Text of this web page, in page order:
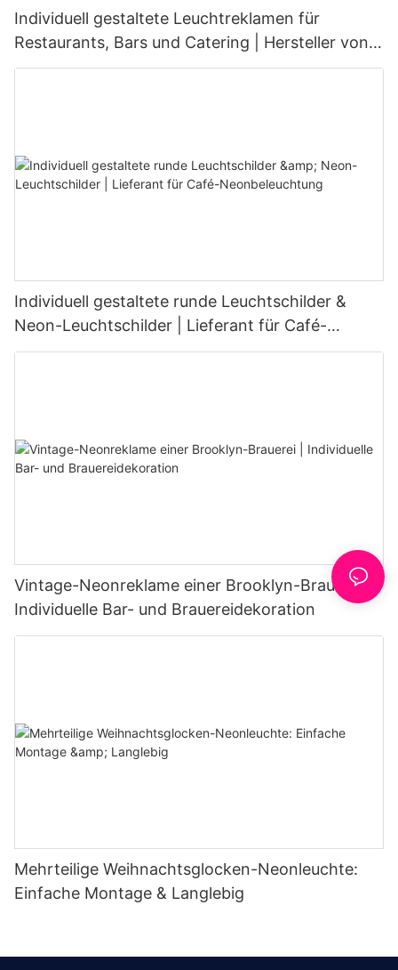
Individuell gestaltete Leuchtreklamen für
Restaurants, Bars und Catering | Hersteller von
LED-Anzeigetafeln
Individuell gestaltete runde Leuchtschilder &
Neon-Leuchtschilder | Lieferant für Café-
Neonbeleuchtung
Vintage-Neonreklame einer Brooklyn-Brauerei |
Individuelle Bar- und Brauereidekoration
Mehrteilige Weihnachtsglocken-Neonleuchte:
Einfache Montage & Langlebig